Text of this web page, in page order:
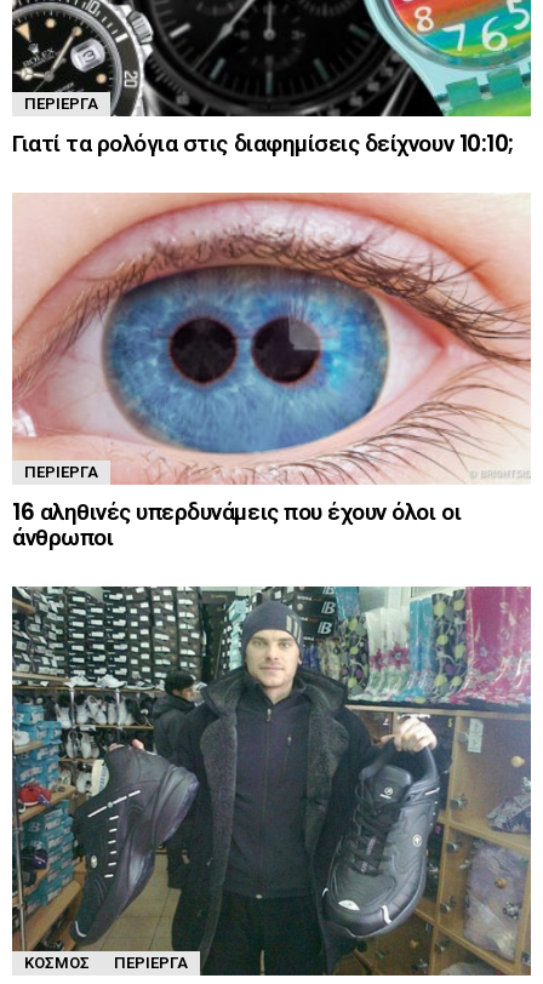
ΠΕΡΊΕΡΓΑ
Γιατί τα ρολόγια στις διαφημίσεις δείχνουν 10:10;
ΠΕΡΊΕΡΓΑ
16 αληθινές υπερδυνάμεις που έχουν όλοι οι
άνθρωποι
ΚΌΣΜΟΣ ΠΕΡΊΕΡΓΑ